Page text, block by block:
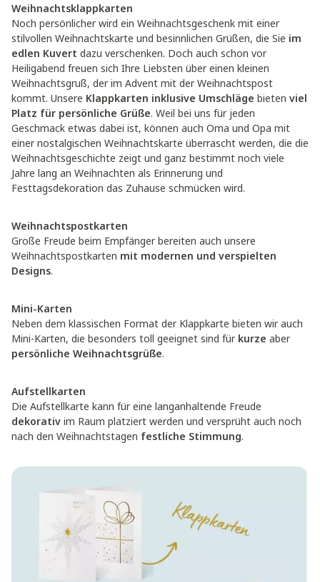
Weihnachtsklappkarten
Noch persönlicher wird ein Weihnachtsgeschenk mit einer
stilvollen Weihnachtskarte und besinnlichen Grüßen, die Sie im
edlen Kuvert dazu verschenken. Doch auch schon vor
Heiligabend freuen sich Ihre Liebsten über einen kleinen
Weihnachtsgruß, der im Advent mit der Weihnachtspost
kommt. Unsere Klappkarten inklusive Umschläge bieten viel
Platz für persönliche Grüße. Weil bei uns für jeden
Geschmack etwas dabei ist, können auch Oma und Opa mit
einer nostalgischen Weihnachtskarte überrascht werden, die die
Weihnachtsgeschichte zeigt und ganz bestimmt noch viele
Jahre lang an Weihnachten als Erinnerung und
Festtagsdekoration das Zuhause schmücken wird.
Weihnachtspostkarten
Große Freude beim Empfänger bereiten auch unsere
Weihnachtspostkarten mit modernen und verspielten
Designs.
Mini-Karten
Neben dem klassischen Format der Klappkarte bieten wir auch
Mini-Karten, die besonders toll geeignet sind für kurze aber
persönliche Weihnachtsgrüße.
Aufstellkarten
Die Aufstellkarte kann für eine langanhaltende Freude
dekorativ im Raum platziert werden und versprüht auch noch
nach den Weihnachtstagen festliche Stimmung.